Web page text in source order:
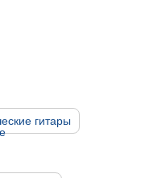
гитары